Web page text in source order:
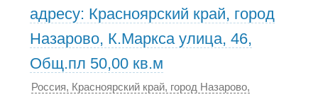
адресу: Красноярский край, город
Назарово, К.Маркса улица, 46,
Общ.пл 50,00 кв.м
Россия, Красноярский край, город Назарово,